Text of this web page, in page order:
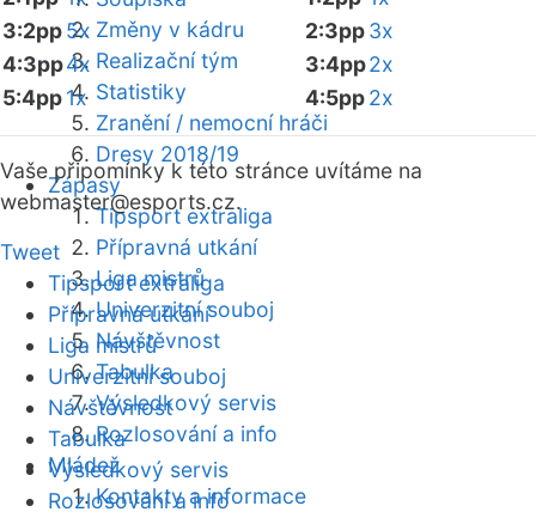
Změny v kádru
Realizační tým
Statistiky
Zranění / nemocní hráči
Dresy 2018/19
Zápasy
Tipsport extraliga
Přípravná utkání
Liga mistrů
Univerzitní souboj
Návštěvnost
Tabulka
Výsledkový servis
Rozlosování a info
Mládež
Kontakty a informace
3:2pp5x
4:3pp4x
5:4pp1x
2:3pp3x
3:4pp2x
4:5pp2x
Vaše připomínky k této stránce uvítáme na
webmaster@esports.cz.
Tweet
Tipsport extraliga
Přípravná utkání
Liga mistrů
Univerzitní souboj
Návštěvnost
Tabulka
Výsledkový servis
Rozlosování a info